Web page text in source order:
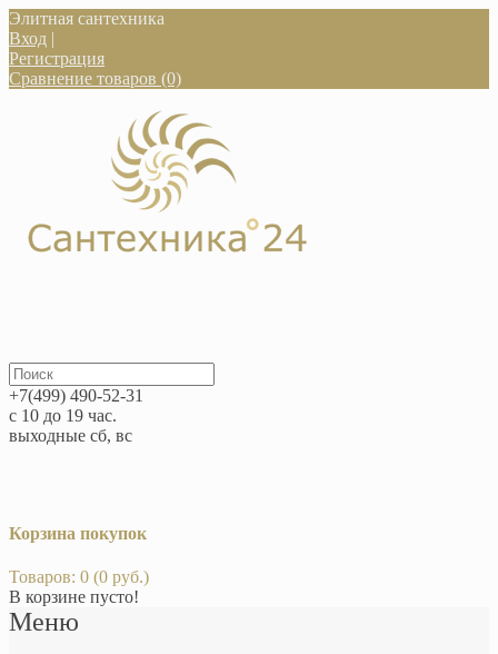
Элитная сантехника
Вход |
Регистрация
Сравнение товаров (0)
+7(499) 490-52-31
с 10 до 19 час.
выходные сб, вс
Корзина покупок
Товаров: 0 (0 руб.)
В корзине пусто!
Меню